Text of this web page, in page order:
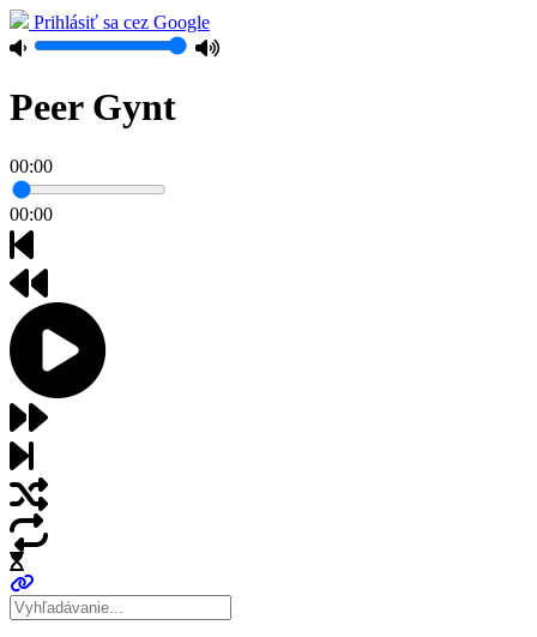
Prihlásiť sa cez Google
Peer Gynt
00:00
00:00